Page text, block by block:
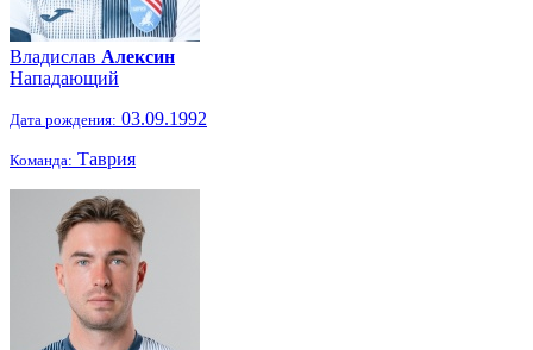
Владислав Алексин
Нападающий
Дата рождения: 03.09.1992
Команда: Таврия